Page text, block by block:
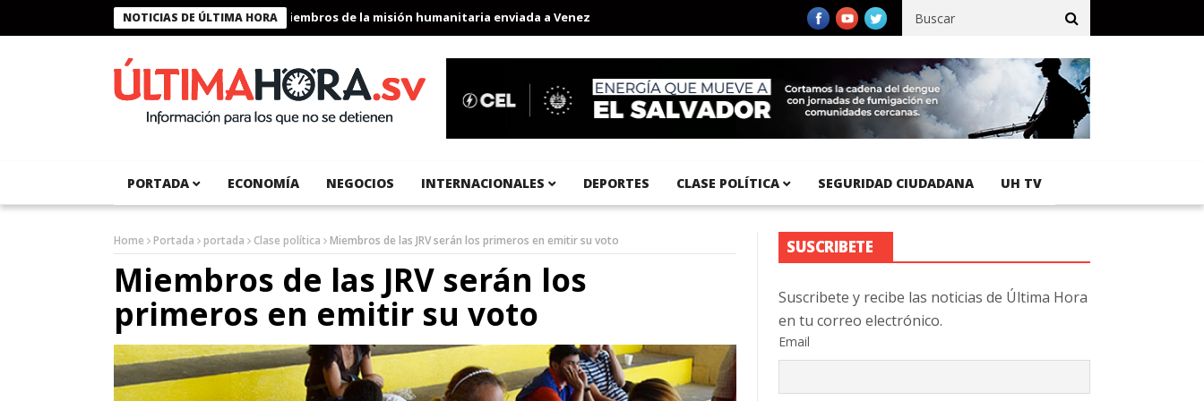
NOTICIAS DE ÚLTIMA HORA
Presidente Bukele condecora a miembros de la misión humanitaria enviada a Venezuela Aeropuerto Internacional del Pacífico registra 92 % de avance en obras de terracería
PORTADA ECONOMÍA NEGOCIOS INTERNACIONALES DEPORTES CLASE POLÍTICA SEGURIDAD CIUDADANA UH TV
Home Portada portada Clase política Miembros de las JRV serán los primeros en emitir su voto
Miembros de las JRV serán los
primeros en emitir su voto
SUSCRIBETE
Suscribete y recibe las noticias de Última Hora
en tu correo electrónico.
Email